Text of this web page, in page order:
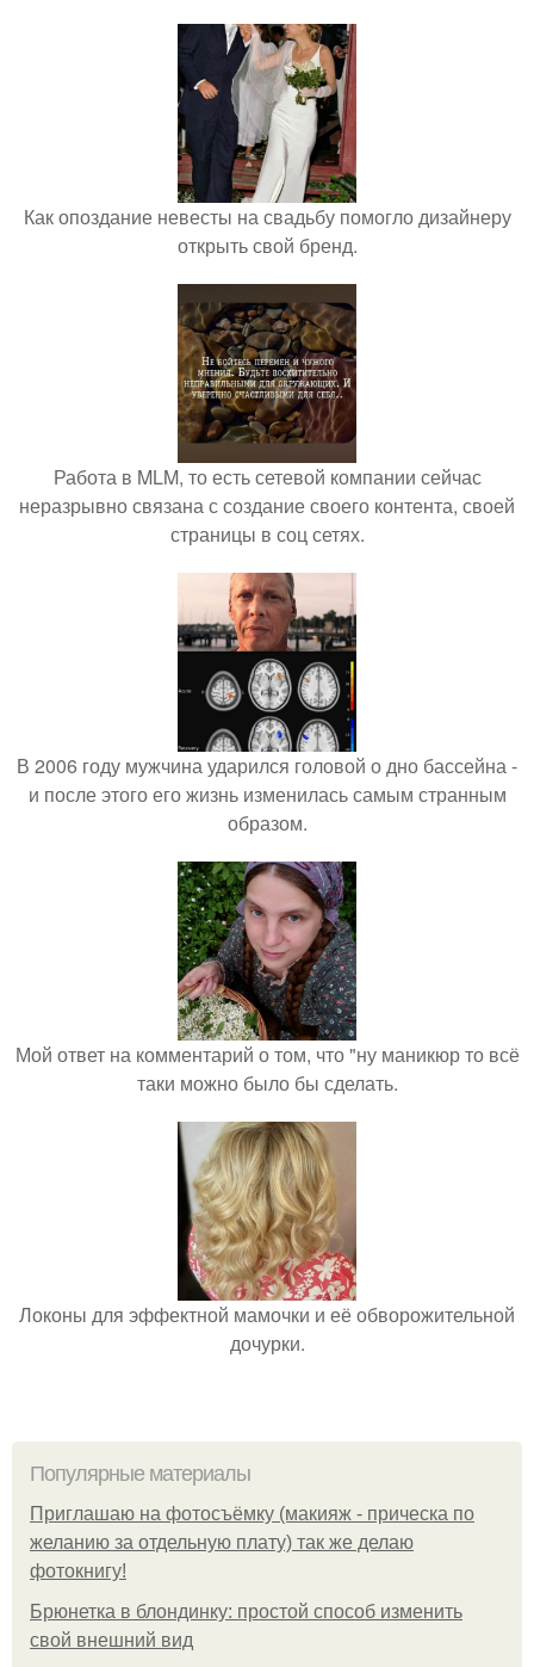
Как опоздание невесты на свадьбу помогло дизайнеру
открыть свой бренд.
Работа в MLM, то есть сетевой компании сейчас
неразрывно связана с создание своего контента, своей
страницы в соц сетях.
В 2006 году мужчина ударился головой о дно бассейна -
и после этого его жизнь изменилась самым странным
образом.
Мой ответ на комментарий о том, что "ну маникюр то всё
таки можно было бы сделать.
Локоны для эффектной мамочки и её обворожительной
дочурки.
Популярные материалы
Приглашаю на фотосъёмку (макияж - прическа по
желанию за отдельную плату) так же делаю
фотокнигу!
Брюнетка в блондинку: простой способ изменить
свой внешний вид